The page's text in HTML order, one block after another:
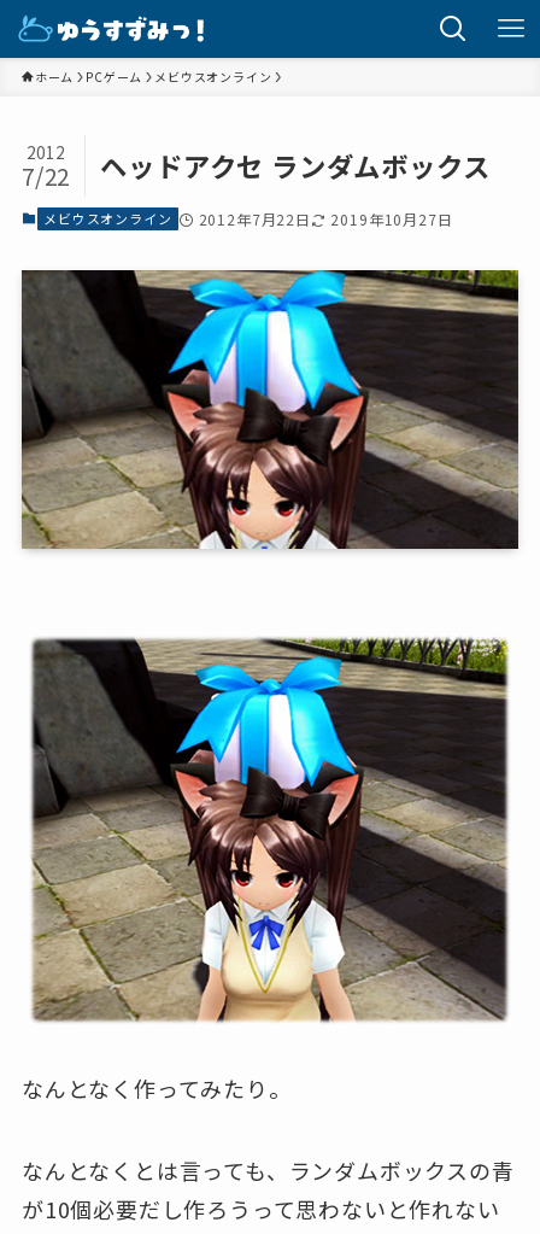
ホーム PCゲーム メビウスオンライン
ヘッドアクセ ランダムボックス
2012
7/22
メビウスオンライン 2012年7月22日 2019年10月27日
なんとなく作ってみたり。
なんとなくとは言っても、ランダムボックスの青
が10個必要だし作ろうって思わないと作れない